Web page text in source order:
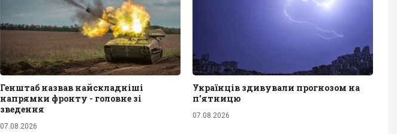
Генштаб назвав найскладніші
напрямки фронту - головне зі
зведення
07.08.2026
Українців здивували прогнозом на
п'ятницю
07.08.2026